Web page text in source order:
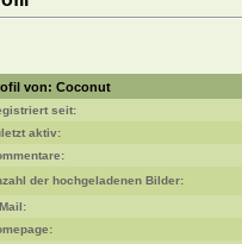
von: Coconut
seit:
aktiv:
der hochgeladenen Bilder: